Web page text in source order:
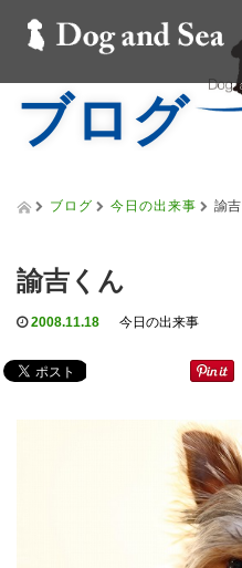
ブログ
ブログ 今日の出来事 諭
諭吉くん
2008.11.18 今日の出来事